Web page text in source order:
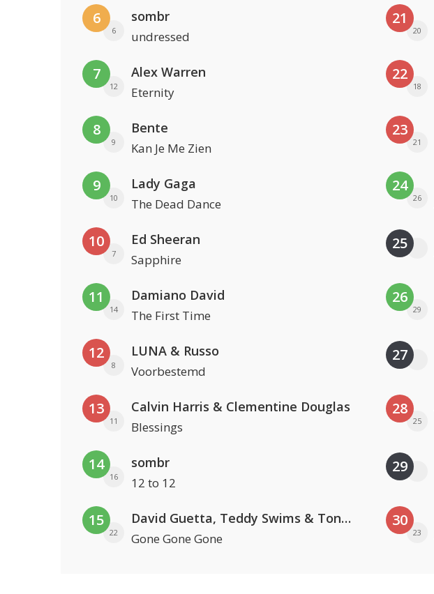
6
6
sombr
undressed
7
12
Alex Warren
Eternity
8
9
Bente
Kan Je Me Zien
9
10
Lady Gaga
The Dead Dance
10
7
Ed Sheeran
Sapphire
11
14
Damiano David
The First Time
12
8
LUNA & Russo
Voorbestemd
13
11
Calvin Harris & Clementine Douglas
Blessings
14
16
sombr
12 to 12
15
22
David Guetta, Teddy Swims & Tones And I
Gone Gone Gone
21
20
22
18
23
21
24
26
25
26
29
27
28
25
29
30
23